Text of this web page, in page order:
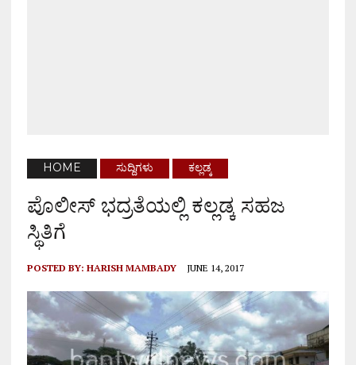
HOME ಸುದ್ದಿಗಳು ಕಲ್ಲಡ್ಕ
ಪೊಲೀಸ್ ಭದ್ರತೆಯಲ್ಲಿ ಕಲ್ಲಡ್ಕ ಸಹಜ
ಸ್ಥಿತಿಗೆ
POSTED BY: HARISH MAMBADY JUNE 14, 2017